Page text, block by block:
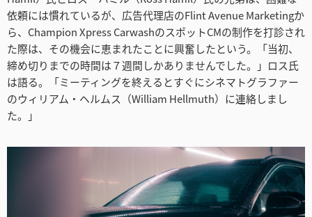
Netherlands
New Zealand
Norway
Portugal
Singapore
South Africa
依頼には慣れているが、広告代理店のFlint Avenue Marketingか
ら、Champion Xpress CarwashのスポットCMの制作を打診され
た際は、その機会に恵まれたことに興奮したという。「当初、
締め切りまでの時間は７週間しかありませんでした。」ロス氏
は語る。「ミーティングを終えるとすぐにシネマトグラファー
のウィリアム・ヘルムス（William Hellmuth）に連絡しまし
た。」